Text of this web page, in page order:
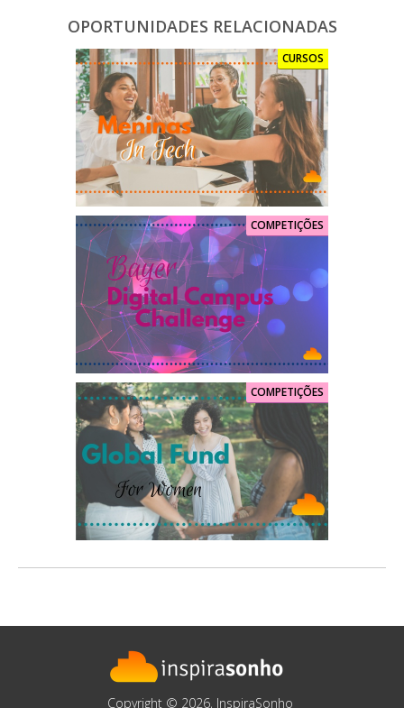
OPORTUNIDADES RELACIONADAS
CURSOS
COMPETIÇÕES
COMPETIÇÕES
Copyright © 2026, InspiraSonho